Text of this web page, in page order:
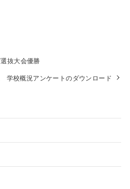
抜大会優勝
学校概況アンケートのダウンロード